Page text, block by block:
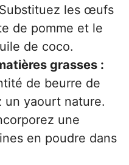
Substituez les œufs
de pomme et le
de coco.
grasses :
de beurre de
un yaourt nature.
une
en poudre dans